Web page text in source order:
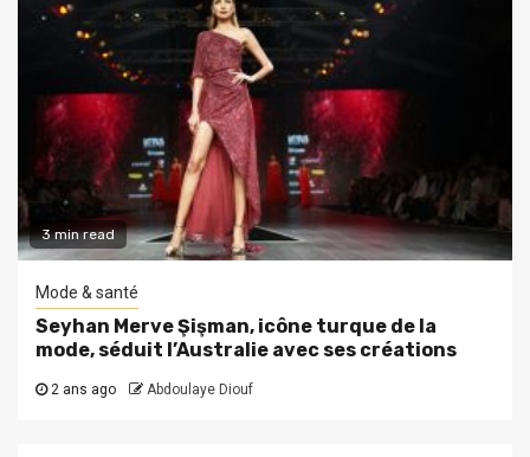
3 min read
Mode & santé
Seyhan Merve Şişman, icône turque de la
mode, séduit l’Australie avec ses créations
2 ans ago Abdoulaye Diouf